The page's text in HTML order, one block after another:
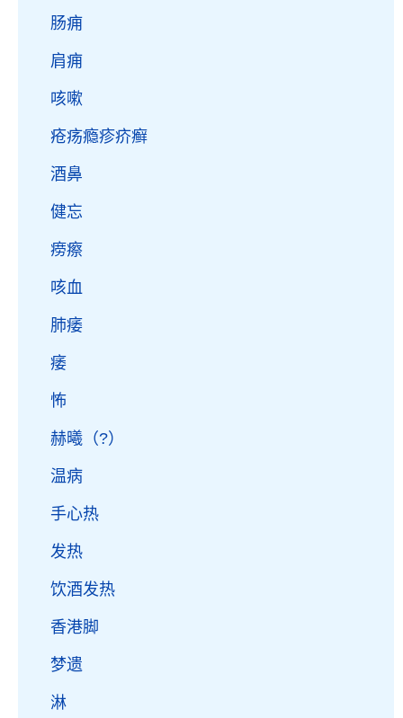
肠痈
肩痈
咳嗽
疮疡瘾疹疥癣
酒鼻
健忘
痨瘵
咳血
肺痿
痿
怖
赫曦（?）
温病
手心热
发热
饮酒发热
香港脚
梦遗
淋